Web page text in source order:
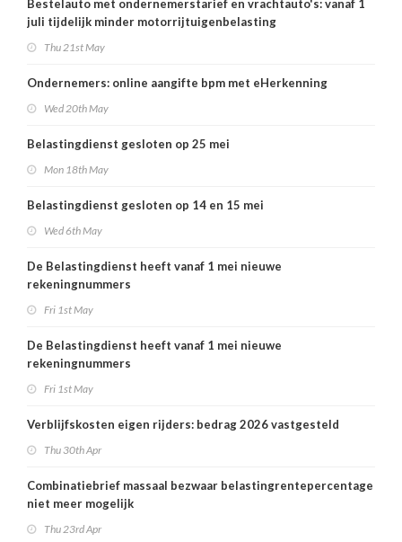
Bestelauto met ondernemerstarief en vrachtauto's: vanaf 1
juli tijdelijk minder motorrijtuigenbelasting
Thu 21st May
Ondernemers: online aangifte bpm met eHerkenning
Wed 20th May
Belastingdienst gesloten op 25 mei
Mon 18th May
Belastingdienst gesloten op 14 en 15 mei
Wed 6th May
De Belastingdienst heeft vanaf 1 mei nieuwe
rekeningnummers
Fri 1st May
De Belastingdienst heeft vanaf 1 mei nieuwe
rekeningnummers
Fri 1st May
Verblijfskosten eigen rijders: bedrag 2026 vastgesteld
Thu 30th Apr
Combinatiebrief massaal bezwaar belastingrentepercentage
niet meer mogelijk
Thu 23rd Apr